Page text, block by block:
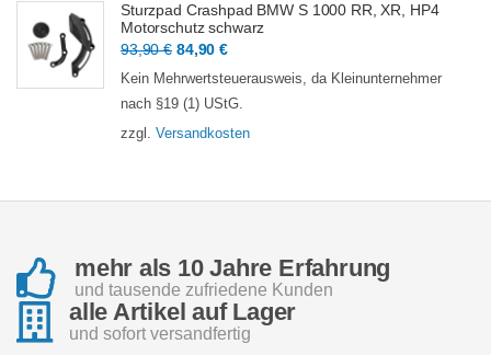
Sturzpad Crashpad BMW S 1000 RR, XR, HP4
Motorschutz schwarz
93,90€ Ursprünglicher
Preis
war:
93,90 €
84,90€Aktueller
Preis
ist:
84,90 €.
Kein Mehrwertsteuerausweis, da Kleinunternehmer
nach §19 (1) UStG.
zzgl. Versandkosten
mehr als 10 Jahre Erfahrung
und tausende zufriedene Kunden
alle Artikel auf Lager
und sofort versandfertig